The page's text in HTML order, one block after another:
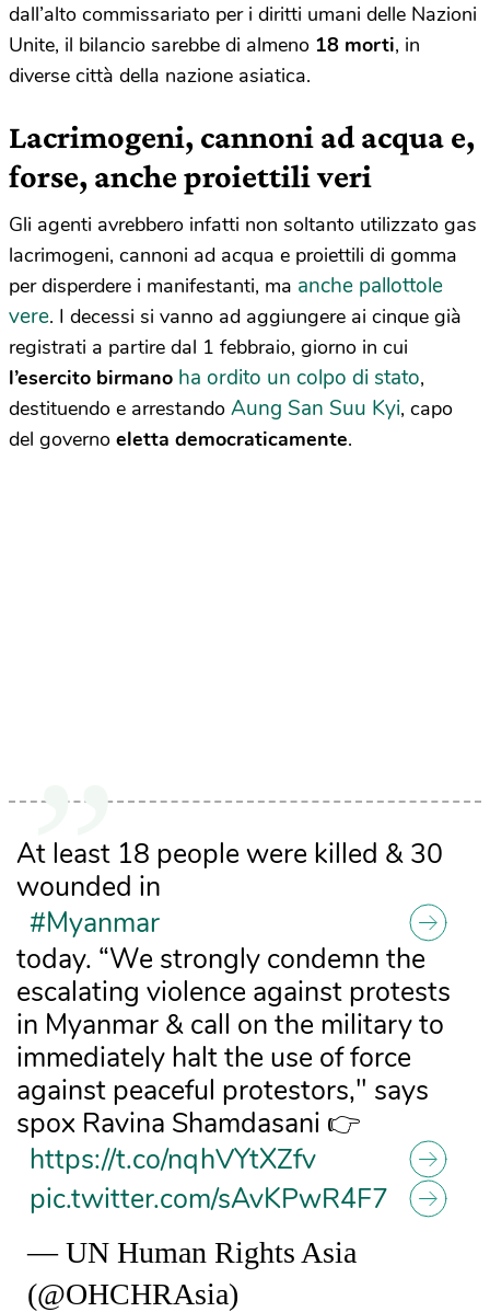
dall’alto commissariato per i diritti umani delle Nazioni
Unite, il bilancio sarebbe di almeno 18 morti, in
diverse città della nazione asiatica.
Lacrimogeni, cannoni ad acqua e,
forse, anche proiettili veri
Gli agenti avrebbero infatti non soltanto utilizzato gas
lacrimogeni, cannoni ad acqua e proiettili di gomma
per disperdere i manifestanti, ma anche pallottole
vere. I decessi si vanno ad aggiungere ai cinque già
registrati a partire dal 1 febbraio, giorno in cui
l’esercito birmano ha ordito un colpo di stato,
destituendo e arrestando Aung San Suu Kyi, capo
del governo eletta democraticamente.
At least 18 people were killed & 30
wounded in
#Myanmar
today. “We strongly condemn the
escalating violence against protests
in Myanmar & call on the military to
immediately halt the use of force
against peaceful protestors," says
spox Ravina Shamdasani 👉
https://t.co/nqhVYtXZfv
pic.twitter.com/sAvKPwR4F7
— UN Human Rights Asia
(@OHCHRAsia)